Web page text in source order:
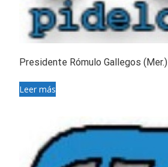
Presidente Rómulo Gallegos (Mer.)
Leer más